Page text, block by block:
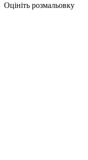
Оцініть розмальовку